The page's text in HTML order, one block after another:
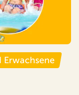
Erwachsene